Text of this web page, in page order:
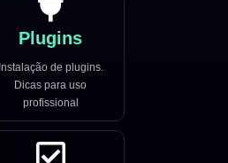
Plugins
Instalação de plugins.
Dicas para uso
profissional